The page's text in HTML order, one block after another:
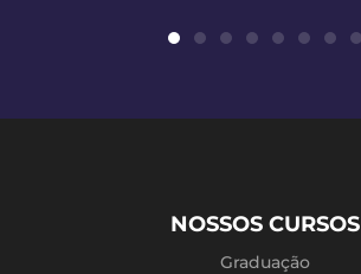
NOSSOS CURSOS
Graduação